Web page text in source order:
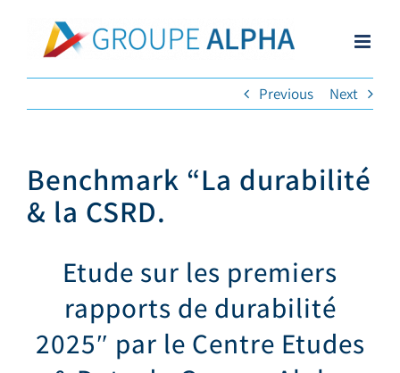
Previous
Next
Benchmark “La durabilité
& la CSRD.
Etude sur les premiers
rapports de durabilité
2025″ par le Centre Etudes